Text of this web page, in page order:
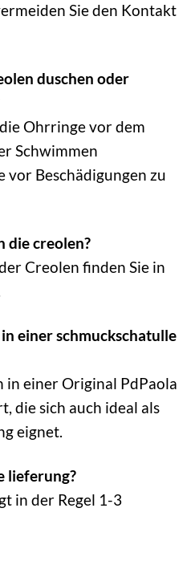
Sie den Kontakt
duschen oder
Ohrringe vor dem
Schwimmen
vor Beschädigungen zu
die creolen?
Creolen finden Sie in
einer schmuckschatulle
in einer Original PdPaola
die sich auch ideal als
eignet.
lieferung?
in der Regel 1-3